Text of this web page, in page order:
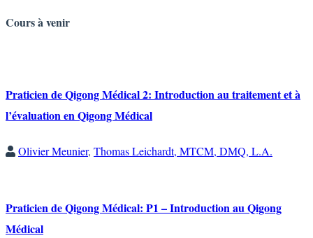
Coursà venir
Praticien de Qigong Médical 2: Introduction au traitement et à
l’évaluation en Qigong Médical
Olivier Meunier, Thomas Leichardt, MTCM, DMQ, L.A.
Praticien de Qigong Médical: P1 – Introduction au Qigong
Médical